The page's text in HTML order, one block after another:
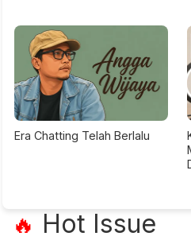
Era Chatting Telah Berlalu
🔥 Hot Issue